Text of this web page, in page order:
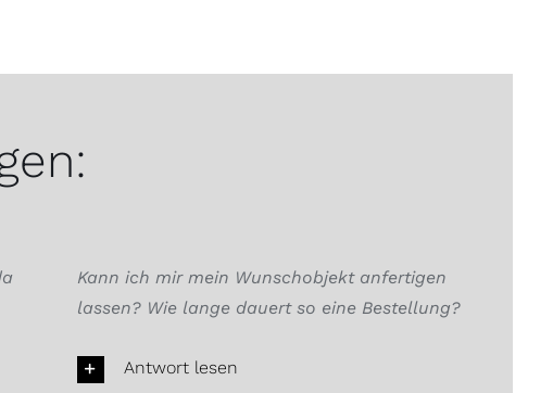
Kann ich mir mein Wunschobjekt anfertigen
lassen? Wie lange dauert so eine Bestellung?
Antwort lesen